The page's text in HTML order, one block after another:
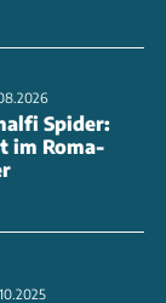
Spider:
im Roma-